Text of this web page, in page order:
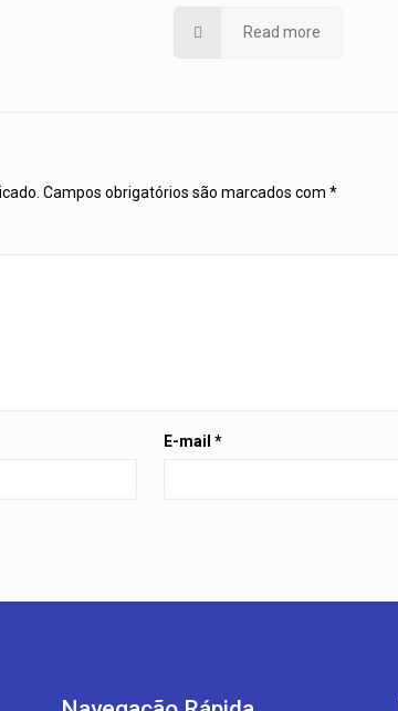
Read more
Campos obrigatórios são marcados com*
E-mail*